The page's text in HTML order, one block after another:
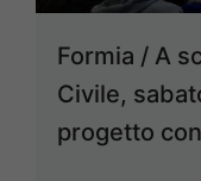
Formia / A
Civile,
progetto